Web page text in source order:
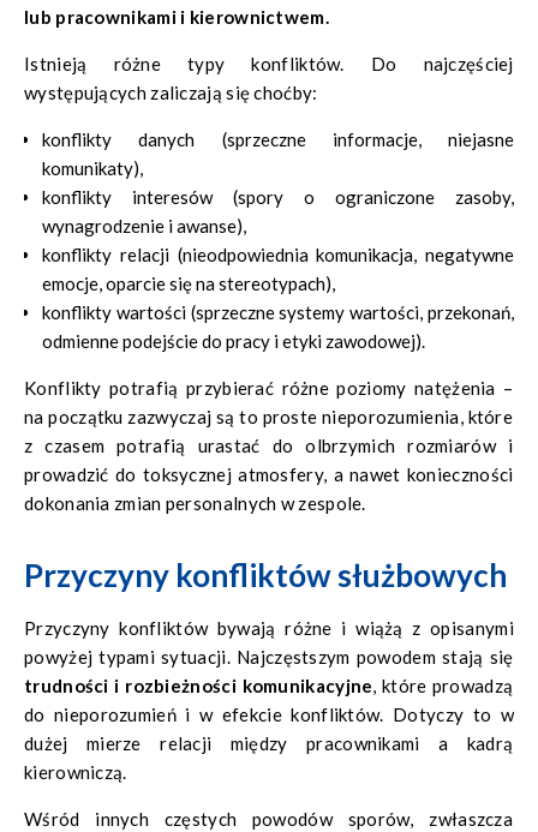
lub pracownikami i kierownictwem.
Istnieją różne typy konfliktów. Do najczęściej
występujących zaliczają się choćby:
konflikty danych (sprzeczne informacje, niejasne
komunikaty),
konflikty interesów (spory o ograniczone zasoby,
wynagrodzenie i awanse),
konflikty relacji (nieodpowiednia komunikacja, negatywne
emocje, oparcie się na stereotypach),
konflikty wartości (sprzeczne systemy wartości, przekonań,
odmienne podejście do pracy i etyki zawodowej).
Konflikty potrafią przybierać różne poziomy natężenia –
na początku zazwyczaj są to proste nieporozumienia, które
z czasem potrafią urastać do olbrzymich rozmiarów i
prowadzić do toksycznej atmosfery, a nawet konieczności
dokonania zmian personalnych w zespole.
Przyczyny konfliktów służbowych
Przyczyny konfliktów bywają różne i wiążą z opisanymi
powyżej typami sytuacji. Najczęstszym powodem stają się
trudności i rozbieżności komunikacyjne, które prowadzą
do nieporozumień i w efekcie konfliktów. Dotyczy to w
dużej mierze relacji między pracownikami a kadrą
kierowniczą.
Wśród innych częstych powodów sporów, zwłaszcza